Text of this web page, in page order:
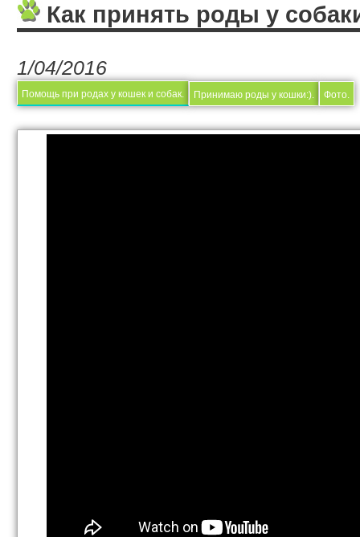
Как принять роды у
1/04/2016
Помощь при родах у кошек и собак. Принимаю роды у кошки:). Фото.